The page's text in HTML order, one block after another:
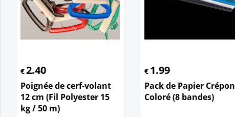
€2.40
Poignée de cerf-volant
12 cm (Fil Polyester 15
kg / 50 m)
€ 1.99
Pack de Papier Crépon
Coloré (8 bandes)